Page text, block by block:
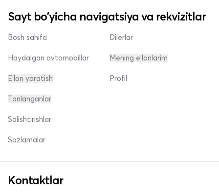
Sayt bo'yicha navigatsiya va rekvizitlar
Bosh sahifa
Haydalgan avtomobillar
E'lon yaratish
Dilerlar
Mening e'lonlarim
Profil
Tanlanganlar
Solishtirishlar
Sozlamalar
Kontaktlar